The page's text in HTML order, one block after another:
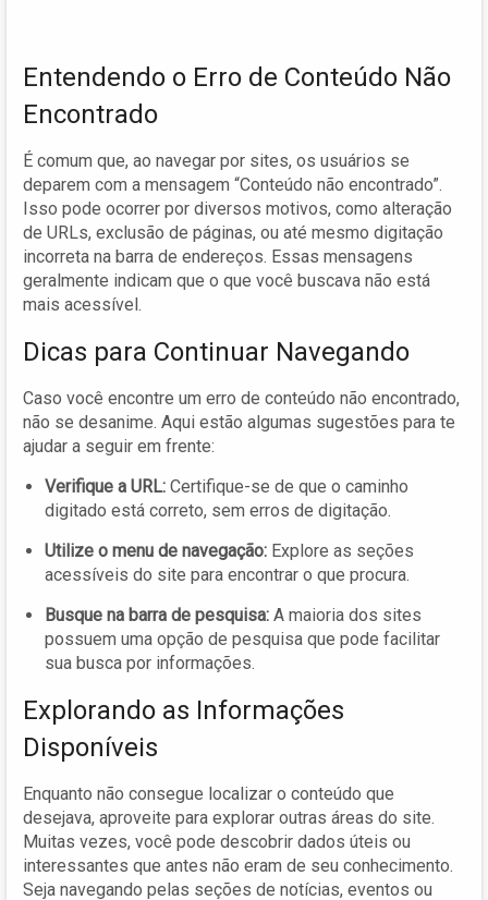
Entendendo o Erro de Conteúdo Não
Encontrado
É comum que, ao navegar por sites, os usuários se
deparem com a mensagem “Conteúdo não encontrado”.
Isso pode ocorrer por diversos motivos, como alteração
de URLs, exclusão de páginas, ou até mesmo digitação
incorreta na barra de endereços. Essas mensagens
geralmente indicam que o que você buscava não está
mais acessível.
Dicas para Continuar Navegando
Caso você encontre um erro de conteúdo não encontrado,
não se desanime. Aqui estão algumas sugestões para te
ajudar a seguir em frente:
Verifique a URL: Certifique-se de que o caminho
digitado está correto, sem erros de digitação.
Utilize o menu de navegação: Explore as seções
acessíveis do site para encontrar o que procura.
Busque na barra de pesquisa: A maioria dos sites
possuem uma opção de pesquisa que pode facilitar
sua busca por informações.
Explorando as Informações
Disponíveis
Enquanto não consegue localizar o conteúdo que
desejava, aproveite para explorar outras áreas do site.
Muitas vezes, você pode descobrir dados úteis ou
interessantes que antes não eram de seu conhecimento.
Seja navegando pelas seções de notícias, eventos ou